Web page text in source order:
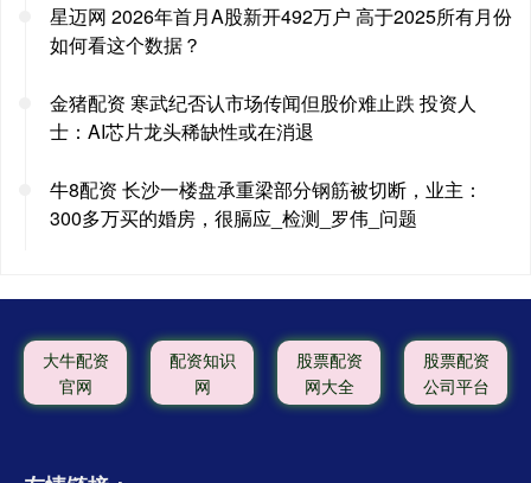
星迈网 2026年首月A股新开492万户 高于2025所有月份
如何看这个数据？
金猪配资 寒武纪否认市场传闻但股价难止跌 投资人
士：AI芯片龙头稀缺性或在消退
牛8配资 长沙一楼盘承重梁部分钢筋被切断，业主：
300多万买的婚房，很膈应_检测_罗伟_问题
大牛配资
官网
配资知识
网
股票配资
网大全
股票配资
公司平台